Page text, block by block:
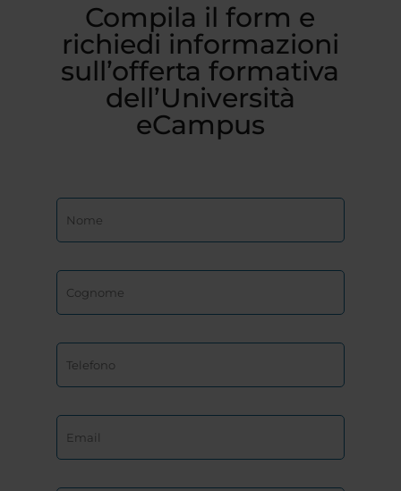
Compila il form e
richiedi informazioni
sull’offerta formativa
dell’Università
eCampus